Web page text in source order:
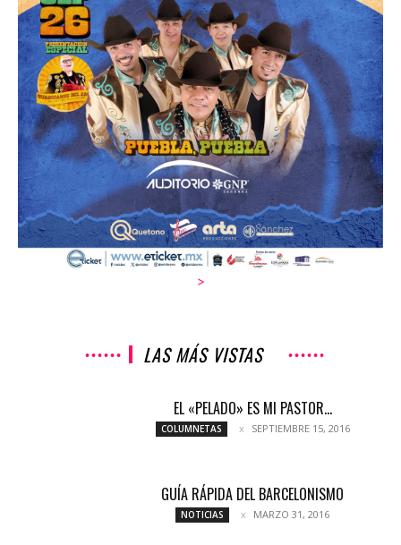
>
LAS MÁS VISTAS
EL «PELADO» ES MI PASTOR…
COLUMNETAS SEPTIEMBRE 15, 2016
GUÍA RÁPIDA DEL BARCELONISMO
NOTICIAS MARZO 31, 2016